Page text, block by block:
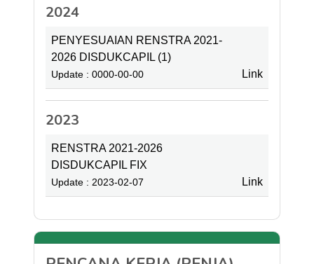
2024
PENYESUAIAN RENSTRA 2021-
2026 DISDUKCAPIL (1)
Update : 0000-00-00 Link
2023
RENSTRA 2021-2026
DISDUKCAPIL FIX
Update : 2023-02-07 Link